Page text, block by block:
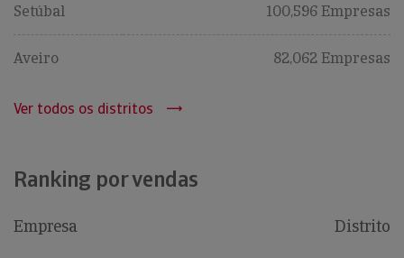
Setúbal 100,596 Empresas
Aveiro 82,062 Empresas
Ver todos os distritos
Ranking por vendas
Empresa Distrito